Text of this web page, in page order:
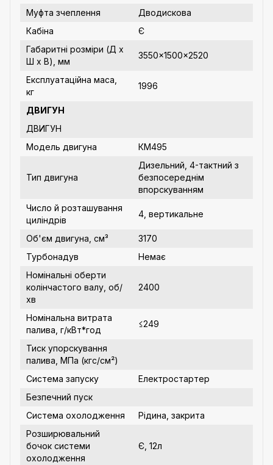
Муфта зчеплення
Дводискова
Кабіна
Є
Габаритні розміри (Д х
Ш х В), мм
3550×1500×2520
Експлуатаційна маса,
кг
1996
ДВИГУН
ДВИГУН
Модель двигуна
КМ495
Тип двигуна
Дизельний, 4-тактний з
безпосереднім
впорскуванням
Число й розташування
циліндрів
4, вертикальне
Об'єм двигуна, см³
3170
Турбонадув
Немає
Номінальні оберти
колінчастого валу, об/
хв
2400
Номінальна витрата
палива, г/кВт*год
≤249
Тиск упорскування
палива, МПа (кгс/см²)
Система запуску
Електростартер
Безпечний пуск
Система охолодження
Рідина, закрита
Розширювальний
бочок системи
охолодження
Є, 12л